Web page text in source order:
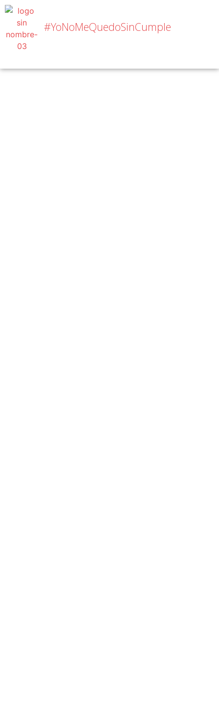
#YoNoMeQuedoSinCumple